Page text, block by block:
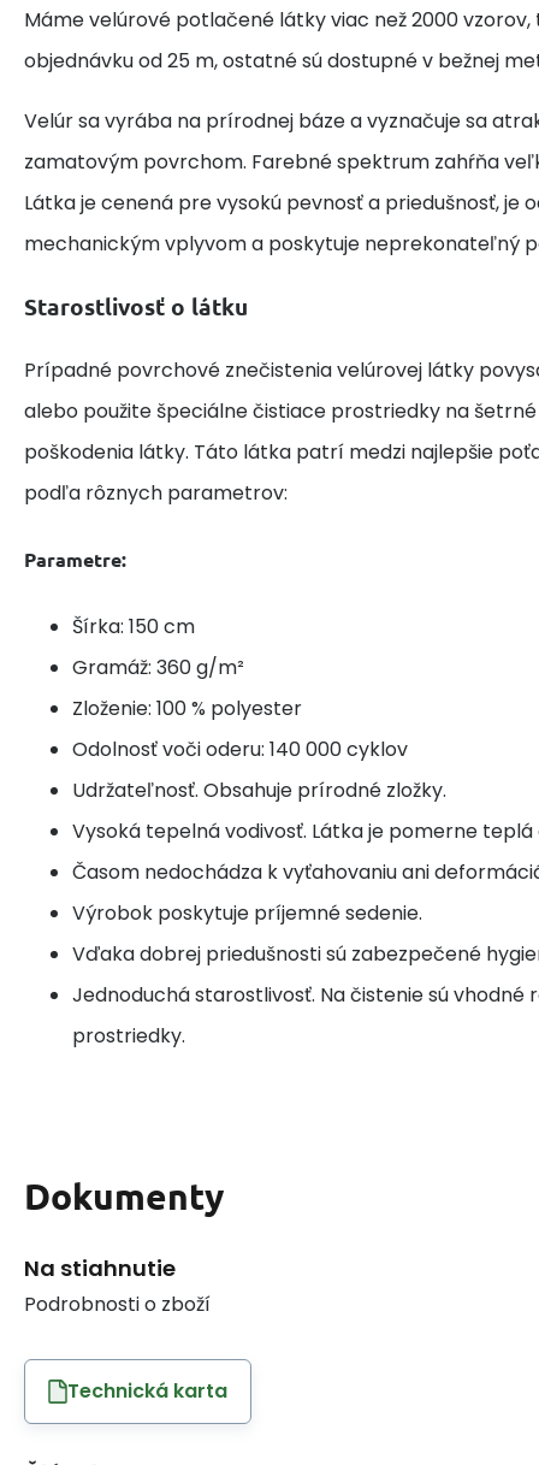
Máme velúrové potlačené látky viac než 2000
objednávku od 25 m, ostatné sú dostupné v bežnej
Velúr sa vyrába na prírodnej báze a vyznačuje sa
zamatovým povrchom. Farebné spektrum zahŕňa
Látka je cenená pre vysokú pevnosť a priedušnosť, je
mechanickým vplyvom a poskytuje neprekonateľný
Starostlivosť o látku
Prípadné povrchové znečistenia velúrovej látky
alebo použite špeciálne čistiace prostriedky na
poškodenia látky. Táto látka patrí medzi najlepšie
podľa rôznych parametrov:
Parametre:
Šírka: 150 cm
Gramáž: 360 g/m²
Zloženie: 100 % polyester
Odolnosť voči oderu: 140 000 cyklov
Udržateľnosť. Obsahuje prírodné zložky.
Vysoká tepelná vodivosť. Látka je pomerne
Časom nedochádza k vyťahovaniu ani
Výrobok poskytuje príjemné sedenie.
Vďaka dobrej priedušnosti sú zabezpečené
Jednoduchá starostlivosť. Na čistenie sú vhodné
prostriedky.
Dokumenty
Na stiahnutie
Podrobnosti o zboží
Technická karta